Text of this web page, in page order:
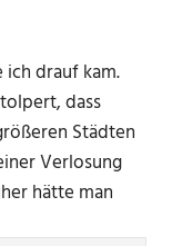
drauf kam.
dass
Städten
Verlosung
hätte man